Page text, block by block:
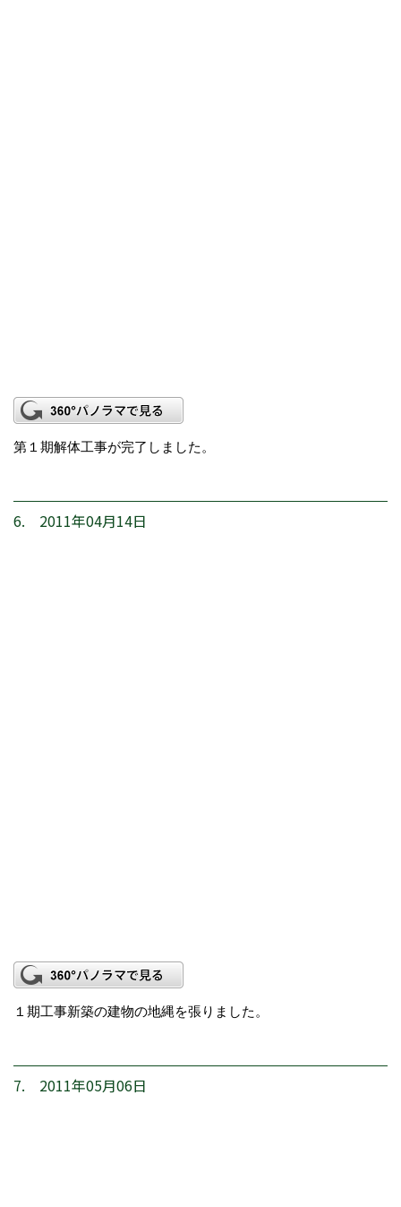
第１期解体工事が完了しました。
6. 2011年04月14日
１期工事新築の建物の地縄を張りました。
7. 2011年05月06日